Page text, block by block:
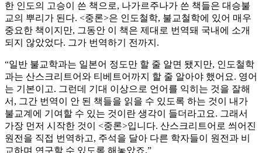
한 인도의 고승이 쓴 책으로, 나가르주나가 쓴 책들은 대승불
교의 뿌리가 된다. <중론>은 인도철학, 불교철학에 있어 매우
중요한 책이지만, 그동안 이 책은 제대로 번역돼 국내에 소개
되지 않았었다. 그가 번역하기 전까지.
“일반 불교학과는 일본어 정도만 할 줄 알면 됐지만, 인도철학
과는 산스크리트어와 티베트어까지 할 줄 알아야 했어요. 영어
는 기본이고. 그런데 기대 이상으로 언어를 익히는 것을 잘해
서, 그간 번역이 안 된 책들을 읽을 수 있도록 하는 것이 내가
불교계에 기여할 수 있는 것이란 생각이 들더라고요. 그래서
가장 먼저 시작한 것이 <중론>입니다. 산스크리트어로 씌어진
원전을 직접 번역하고, 주석을 달아 다른 학자들이 원전과 비
교하며 연구할 수 있도록 해놓았죠.”